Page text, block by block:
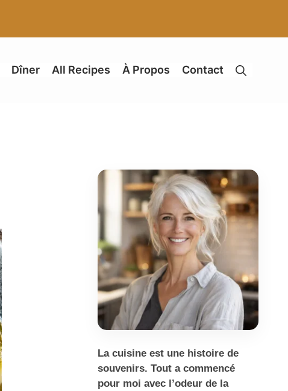
Dîner All Recipes À Propos Contact
La cuisine est une histoire de
souvenirs. Tout a commencé
pour moi avec l’odeur de la